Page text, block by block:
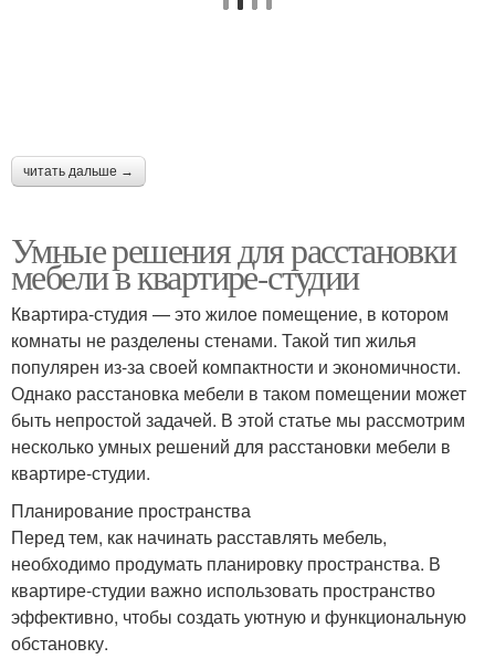
читать дальше →
Умные решения для расстановки
мебели в квартире-студии
Квартира-студия — это жилое помещение, в котором
комнаты не разделены стенами. Такой тип жилья
популярен из-за своей компактности и экономичности.
Однако расстановка мебели в таком помещении может
быть непростой задачей. В этой статье мы рассмотрим
несколько умных решений для расстановки мебели в
квартире-студии.
Планирование пространства
Перед тем, как начинать расставлять мебель,
необходимо продумать планировку пространства. В
квартире-студии важно использовать пространство
эффективно, чтобы создать уютную и функциональную
обстановку.